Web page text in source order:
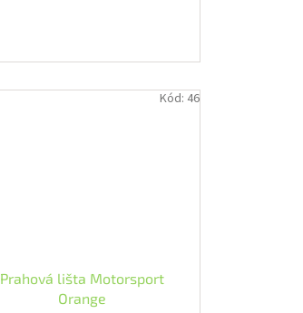
Prahová lišta Motorsport
Orange
Kód: 46